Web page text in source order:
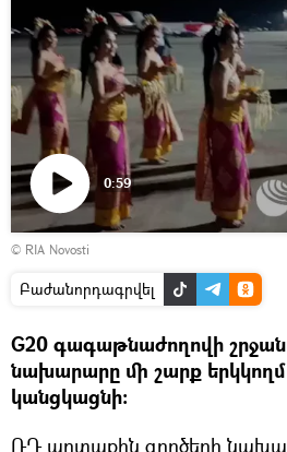
Դիտել
տեսանյութը
0:59
© RIA Novosti
Բաժանորդագրվել
G20 գագաթնաժողովի
նախարարը մի շարք
կանցկացնի։
ՌԴ արտաքին գործերի